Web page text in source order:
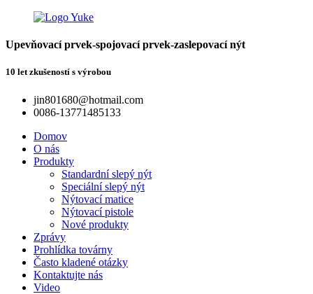
Upevňovací prvek-spojovací prvek-zaslepovací nýt
10 let zkušeností s výrobou
jin801680@hotmail.com
0086-13771485133
Domov
O nás
Produkty
Standardní slepý nýt
Speciální slepý nýt
Nýtovací matice
Nýtovací pistole
Nové produkty
Zprávy
Prohlídka továrny
Často kladené otázky
Kontaktujte nás
Video